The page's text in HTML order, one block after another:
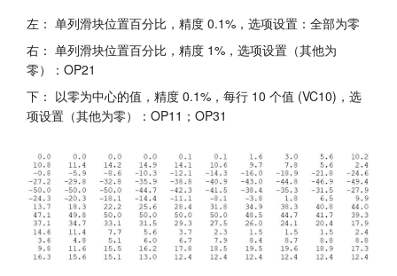
左： 单列滑块位置百分比，精度 0.1%，选项设置：全部为零
右： 单列滑块位置百分比，精度 1%，选项设置（其他为
零）：OP21
下： 以零为中心的值，精度 0.1%，每行 10 个值 (VC10)，选
项设置（其他为零）：OP11；OP31